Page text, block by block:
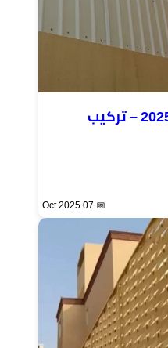
سواتر شينكو بالرياض 2025 – تركيب
📅 07 Oct 2025